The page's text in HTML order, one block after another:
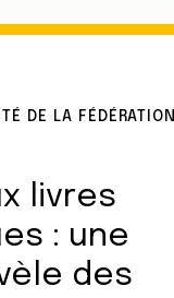
livres
: une
des
DE LA FÉDÉRATION